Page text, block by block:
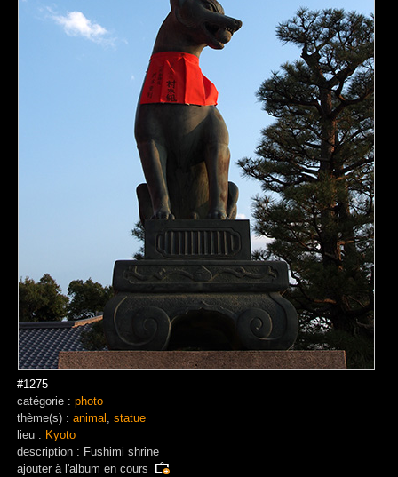
#1275
catégorie : photo
thème(s) : animal , statue
lieu : Kyoto
description : Fushimi shrine
ajouter àl'album en cours